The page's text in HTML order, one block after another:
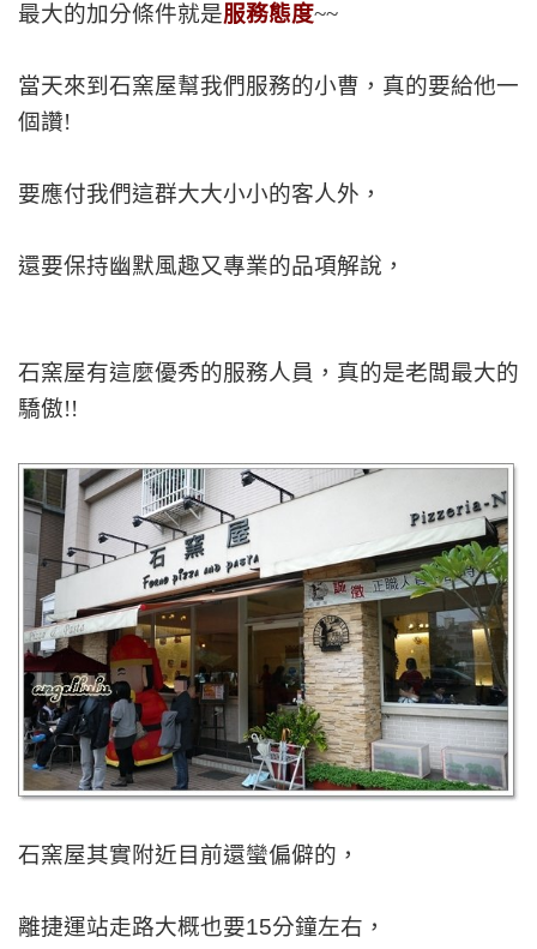
最大的加分條件就是服務態度~~
當天來到石窯屋幫我們服務的小曹，真的要給他一
個讚!
要應付我們這群大大小小的客人外，
還要保持幽默風趣又專業的品項解說，
石窯屋有這麼優秀的服務人員，真的是老闆最大的
驕傲!!
石窯屋其實附近目前還蠻偏僻的，
離捷運站走路大概也要15分鐘左右，